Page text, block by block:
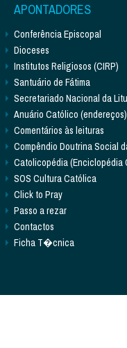
APONTADORES
Conferência Episcopal
Dioceses
Institutos Religiosos (CIRP)
Santuário de Fátima
Secretariado Nacional da
Anuário Católico (endereços)
Comentários às leituras
Compêndio Doutrina Social
Catolicopédia (Enciclopédia
SOS Cultura Católica
Click to Pray
Passo a rezar
Contactos
Ficha T�cnica